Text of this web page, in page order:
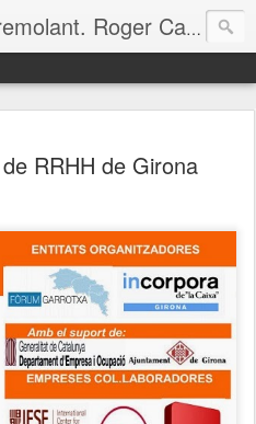
Petites gotes fredes tremolant. Roger Casero Gumbau. Girona
RRHH de Girona